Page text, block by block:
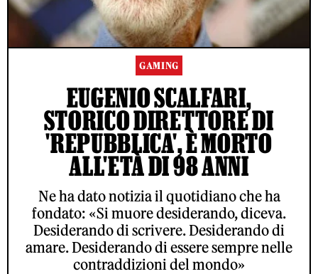
GAMING
EUGENIO SCALFARI,
STORICO DIRETTORE DI
'REPUBBLICA', È MORTO
ALL'ETÀ DI 98 ANNI
Ne ha dato notizia il quotidiano che ha
fondato: «Si muore desiderando, diceva.
Desiderando di scrivere. Desiderando di
amare. Desiderando di essere sempre nelle
contraddizioni del mondo»